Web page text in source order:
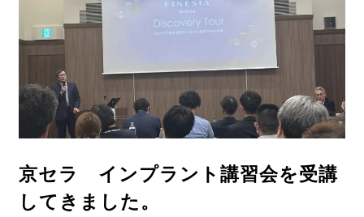
京セラ インプラント講習会を受講
してきました。